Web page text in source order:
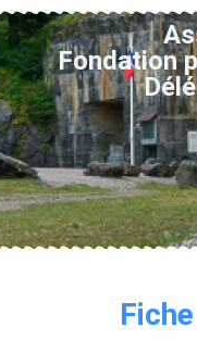
Fondation